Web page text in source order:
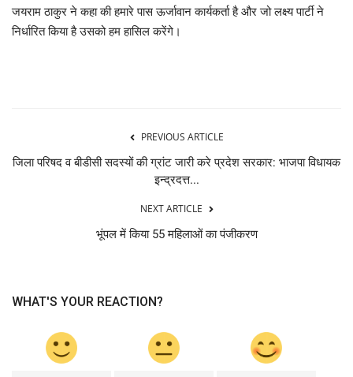
जयराम ठाकुर ने कहा की हमारे पास ऊर्जावान कार्यकर्ता है और जो लक्ष्य पार्टी ने
निर्धारित किया है उसको हम हासिल करेंगे।
PREVIOUS ARTICLE
जिला परिषद व बीडीसी सदस्यों की ग्रांट जारी करे प्रदेश सरकार: भाजपा विधायक
इन्द्रदत्त...
NEXT ARTICLE
भूंपल में किया 55 महिलाओं का पंजीकरण
WHAT'S YOUR REACTION?